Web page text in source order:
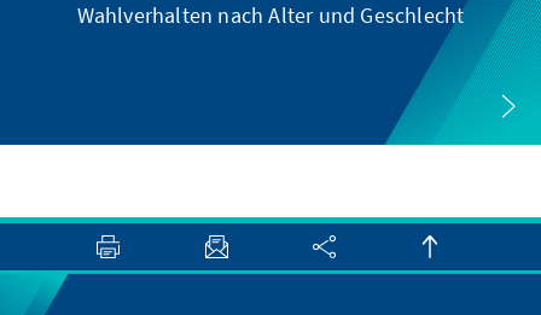
Wahlverhalten nach Alter und Geschlecht